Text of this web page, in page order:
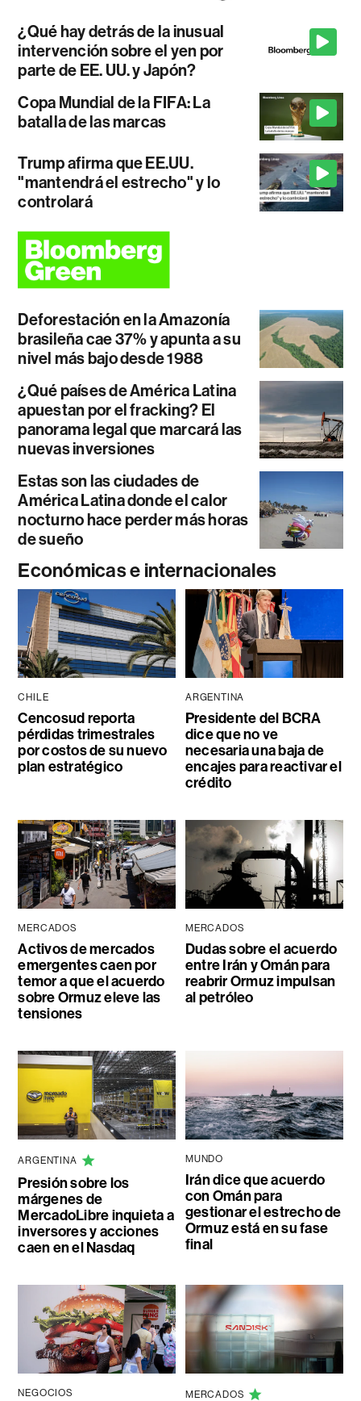
¿Qué hay detrás de la inusual
intervención sobre el yen por
parte de EE. UU. y Japón?
Copa Mundial de la FIFA: La
batalla de las marcas
Trump afirma que EE.UU.
"mantendrá el estrecho" y lo
controlará
Deforestación en la Amazonía
brasileña cae 37% y apunta a su
nivel más bajo desde 1988
¿Qué países de América Latina
apuestan por el fracking? El
panorama legal que marcará las
nuevas inversiones
Estas son las ciudades de
América Latina donde el calor
nocturno hace perder más horas
de sueño
Económicas e internacionales
CHILE
Cencosud reporta
pérdidas trimestrales
por costos de su nuevo
plan estratégico
ARGENTINA
Presidente del BCRA
dice que no ve
necesaria una baja de
encajes para reactivar el
crédito
MERCADOS
Activos de mercados
emergentes caen por
temor a que el acuerdo
sobre Ormuz eleve las
tensiones
MERCADOS
Dudas sobre el acuerdo
entre Irán y Omán para
reabrir Ormuz impulsan
al petróleo
ARGENTINA
Presión sobre los
márgenes de
MercadoLibre inquieta a
inversores y acciones
caen en el Nasdaq
MUNDO
Irán dice que acuerdo
con Omán para
gestionar el estrecho de
Ormuz está en su fase
final
NEGOCIOS MERCADOS